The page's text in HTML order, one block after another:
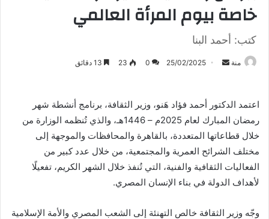
خاصة بيوم المرأة العالمي
كتب: أحمد البنا
منة
أرسل 25/02/2025
0
23
اعتمد الدكتور أحمد فؤاد هَنو، وزير الثقافة، برنامج أنشطة شهر
رمضان المبارك لعام 2025م – 1446هـ، والذي تُنظمه الوزارة من
خلال قطاعاتها المتعددة، بالقاهرة والمحافظات والموجهة إلى
مختلف الشرائح العمرية والمجتمعية، من خلال عدد كبير من
الفعاليات الثقافية والفنية، التي تُنفذ خلال الشهر الكريم، تفعيلًا
لأهداف الدولة في بناء الإنسان المصري.
وجّه وزير الثقافة خالص التهنئة إلى الشعب المصري والأمة الإسلامية